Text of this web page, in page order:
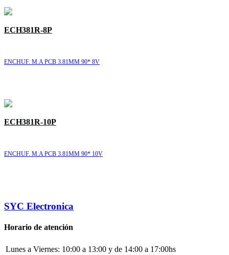
ECH381R-8P
ENCHUF. M.A PCB 3.81MM 90* 8V
ECH381R-10P
ENCHUF. M.A PCB 3.81MM 90* 10V
SYC Electronica
Horario de atención
Lunes a Viernes: 10:00 a 13:00 y de 14:00 a 17:00hs